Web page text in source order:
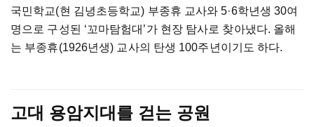
국민학교(현 김녕초등학교) 부종휴 교사와 5·6학년생 30여
명으로 구성된 ‘꼬마탐험대’가 현장 탐사로 찾아냈다. 올해
는 부종휴(1926년생) 교사의 탄생 100주년이기도 하다.
고대 용암지대를 걷는 공원